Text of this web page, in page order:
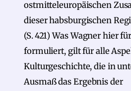
ostmitteleuropäischen
dieser habsburgischen
(S. 421) Was Wagner hier
formuliert, gilt für alle
Kulturgeschichte, die in
Ausmaß das Ergebnis der